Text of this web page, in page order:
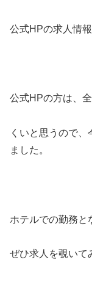
公式HPの求人情
公式HPの方は、
くいと思うので
ました。
ホテルでの勤務と
ぜひ求人を覗いて